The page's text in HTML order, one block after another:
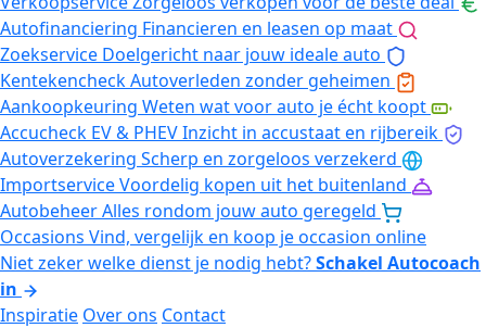
Autofinanciering Financieren en leasen op maat
Zoekservice Doelgericht naar jouw ideale auto
KentekencheckAutoverleden zonder geheimen
Aankoopkeuring Weten wat voor auto je écht koopt
Accucheck EV & PHEVInzicht in accustaat en rijbereik
Autoverzekering Scherp en zorgeloos verzekerd
ImportserviceVoordelig kopen uit het buitenland
AutobeheerAlles rondom jouw auto geregeld
Occasions Vind, vergelijk en koop je occasion online
Niet zeker welke dienst je nodig hebt?Schakel Autocoach
in
Inspiratie Over ons Contact